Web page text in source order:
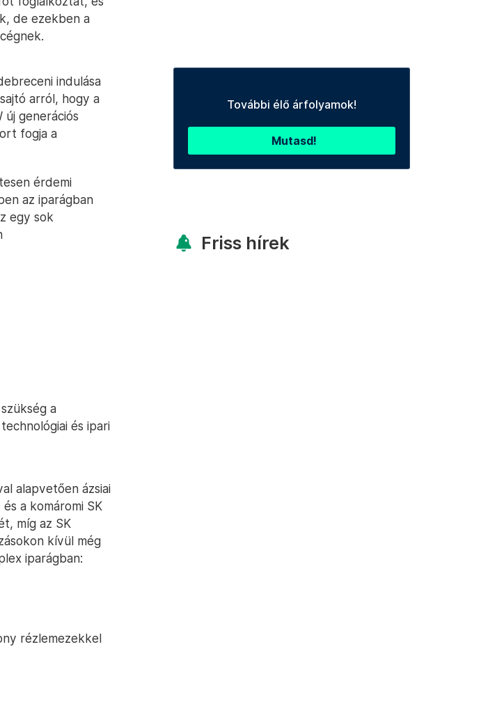
de ezekben a
indulása
arról, hogy a
új generációs
fogja a
érdemi
az iparágban
egy sok
a
technológiai és ipari
alapvetően ázsiai
a komáromi SK
míg az SK
kívül még
iparágban:
rézlemezekkel
További élő árfolyamok!
Mutasd!
Friss hírek